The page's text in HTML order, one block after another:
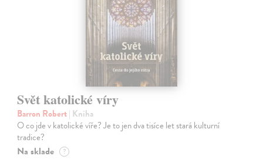
Svět katolické víry
Barron Robert| Kniha
O co jde v katolické víře? Je to jen dva tisíce let stará kulturní
tradice?
Na sklade ?